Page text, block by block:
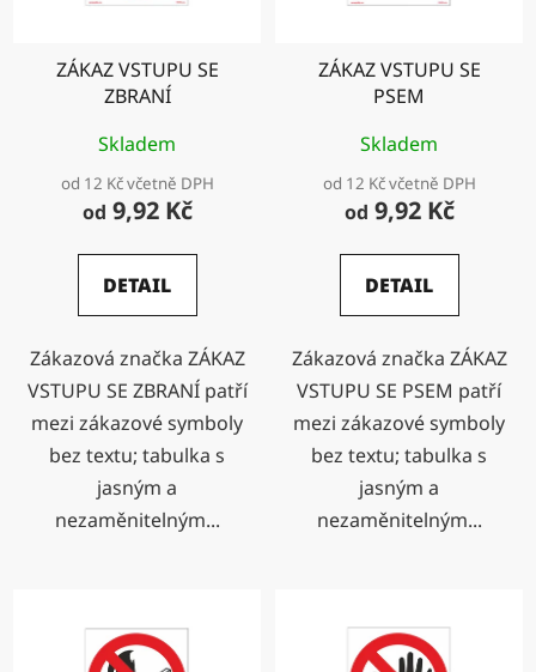
ZÁKAZ VSTUPU SE
ZBRANÍ
Skladem
od 12 Kč včetně DPH
od 9,92 Kč
DETAIL
Zákazová značka ZÁKAZ
VSTUPU SE ZBRANÍ patří
mezi zákazové symboly
bez textu; tabulka s
jasným a
nezaměnitelným...
ZÁKAZ VSTUPU SE
PSEM
Skladem
od 12 Kč včetně DPH
od 9,92 Kč
DETAIL
Zákazová značka ZÁKAZ
VSTUPU SE PSEM patří
mezi zákazové symboly
bez textu; tabulka s
jasným a
nezaměnitelným...